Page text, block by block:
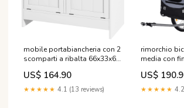
mobile portabiancheria con 2
scomparti a ribalta 66x33x68
cm in legno bianco 295664
835-916V00CG
US$ 164.90
★★★★★ 4.1 (13 reviews)
rimorchio
media con
bandierina
grigio e nero
US$
★★★★★